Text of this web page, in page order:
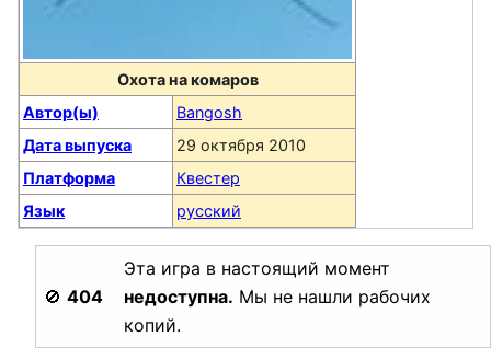
Охота на комаров
Автор(ы)
Bangosh
Дата выпуска
29 октября 2010
Платформа
Квестер
Язык
русский
🚫 404
Эта игра в настоящий момент
недоступна. Мы не нашли рабочих
копий.